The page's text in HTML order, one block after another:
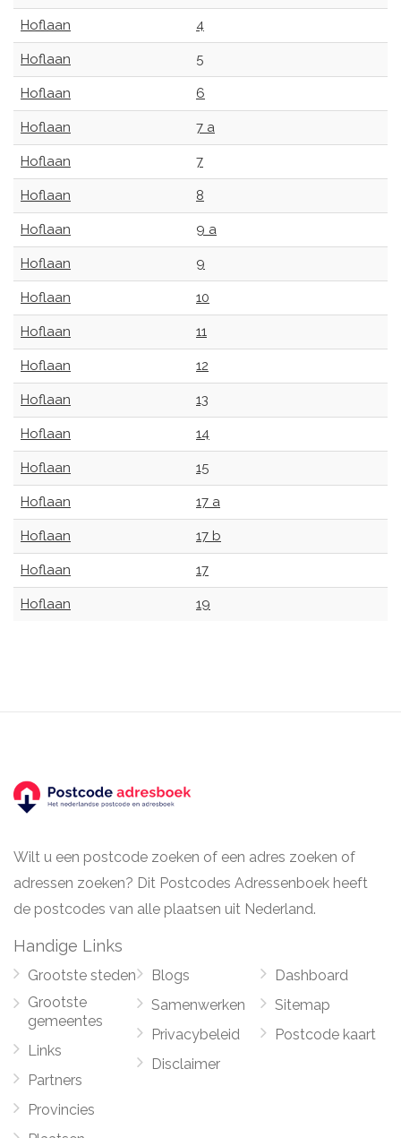
Hoflaan 4
Hoflaan 5
Hoflaan 6
Hoflaan 7 a
Hoflaan 7
Hoflaan 8
Hoflaan 9 a
Hoflaan 9
Hoflaan 10
Hoflaan 11
Hoflaan 12
Hoflaan 13
Hoflaan 14
Hoflaan 15
Hoflaan 17 a
Hoflaan 17 b
Hoflaan 17
Hoflaan 19
Wilt u een postcode zoeken of een adres zoeken of
adressen zoeken? Dit Postcodes Adressenboek heeft
de postcodes van alle plaatsen uit Nederland.
Handige Links
Grootste steden
Grootste
gemeentes
Links
Partners
Provincies
Blogs
Samenwerken
Privacybeleid
Disclaimer
Dashboard
Sitemap
Postcode kaart